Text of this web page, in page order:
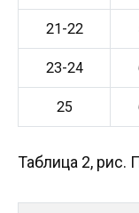
21-22
23-24
25
Таблица 2, рис.